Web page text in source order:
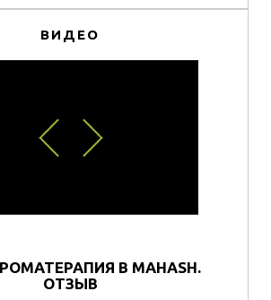
ВИДЕО
В MAHASH.
ОТЗЫВ